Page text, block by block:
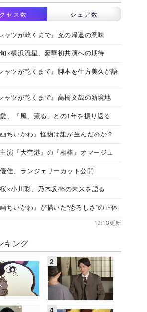
セス数 シェア数
ャツが乾くまで』充の帰還の意味
×横浜流星、豪華初共演への期待
ャツが乾くまで』脚本を生方美久が語
ャツが乾くまで』高橋文哉の新境地
、『風、薫る』との1年を振り返る
画ちいかわ』怪物は誰が生んだのか？
演『大空港』の『相棒』オマージュ
佳、ランジェリーカット公開
×小川彩、乃木坂46の未来を語る
画ちいかわ』が描いた“恐ろしさ”の正体
19:13更新
キング